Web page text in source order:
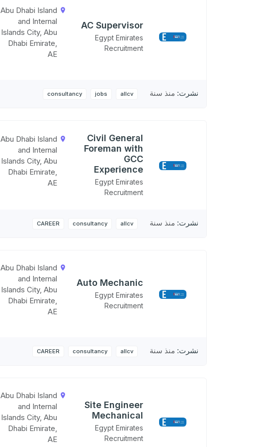
AC Supervisor
Egypt Emirates
Recruitment
Abu Dhabi Island
and Internal
Islands City, Abu
Dhabi Emirate,
AE
نشرت: منذ سنة allcv
jobs
consultancy
Civil General
Foreman with
GCC
Experience
Egypt Emirates
Recruitment
Abu Dhabi Island
and Internal
Islands City, Abu
Dhabi Emirate,
AE
نشرت: منذ سنة allcv
consultancy
CAREER
Auto Mechanic
Egypt Emirates
Recruitment
Abu Dhabi Island
and Internal
Islands City, Abu
Dhabi Emirate,
AE
نشرت: منذ سنة allcv
consultancy
CAREER
Site Engineer
Mechanical
Egypt Emirates
Recruitment
Abu Dhabi Island
and Internal
Islands City, Abu
Dhabi Emirate,
AE